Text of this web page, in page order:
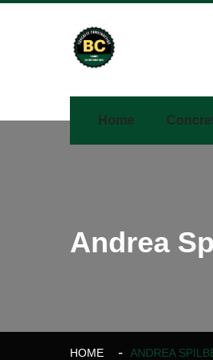
Home
Andrea
HOME ANDREA